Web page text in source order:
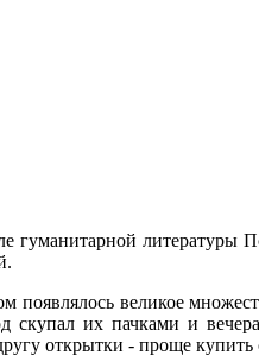
гуманитарной литературы
появлялось великое
их пачками и
открытки - проще